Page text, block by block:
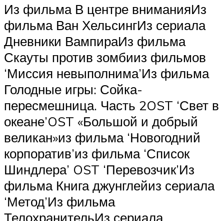
Из фильма В центре вниманияИз
фильма Ван ХельсингИз сериала
Дневники ВампираИз фильма
Скауты против зомбииз фильмов
‘Миссия невыполнима’Из фильма
Голодные игры: Сойка-
пересмешница. Часть 2OST ‘Свет в
океане’OST «Большой и добрый
великан»из фильма ‘Новогодний
корпоратив’из фильма ‘Список
Шиндлера’ OST ‘Перевозчик’Из
фильма Книга джунглейиз сериала
‘Метод’Из фильма
ТелохранительИз сериала